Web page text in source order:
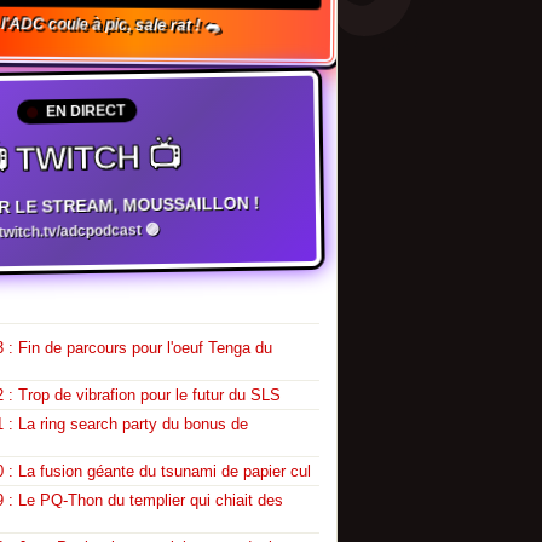
coule à pic, sale rat ! 🐀
EN DIRECT
TWITCH 📺
LE STREAM, MOUSSAILLON !
adcpodcast 🟣
: Fin de parcours pour l'oeuf Tenga du
: Trop de vibrafion pour le futur du SLS
: La ring search party du bonus de
: La fusion géante du tsunami de papier cul
: Le PQ-Thon du templier qui chiait des